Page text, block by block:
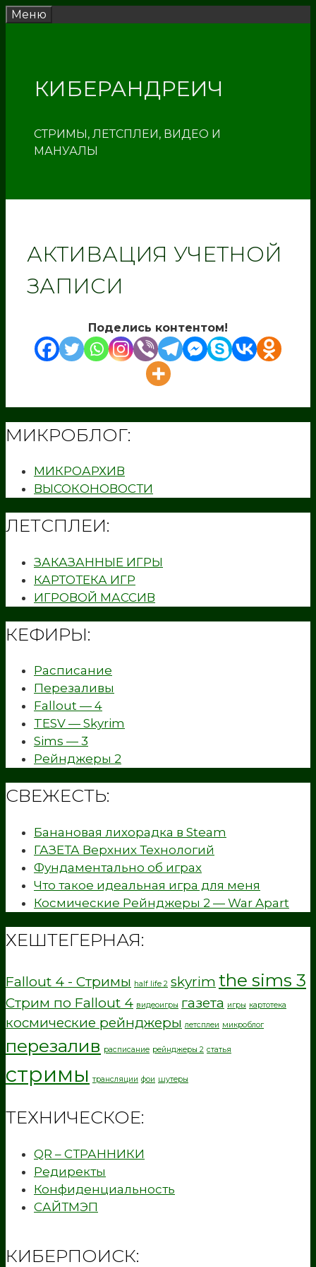
Перейти
Меню
КИБЕРАНДРЕИЧ
СТРИМЫ, ЛЕТСПЛЕИ, ВИДЕО И
МАНУАЛЫ
АКТИВАЦИЯ УЧЕТНОЙ
ЗАПИСИ
Поделись контентом!
МИКРОБЛОГ:
МИКРОАРХИВ
ВЫСОКОНОВОСТИ
ЛЕТСПЛЕИ:
ЗАКАЗАННЫЕ ИГРЫ
КАРТОТЕКА ИГР
ИГРОВОЙ МАССИВ
КЕФИРЫ:
Расписание
Перезаливы
Fallout — 4
TESV — Skyrim
Sims — 3
Рейнджеры 2
СВЕЖЕСТЬ:
Банановая лихорадка в Steam
ГАЗЕТА Верхних Технологий
Фундаментально об играх
Что такое идеальная игра для меня
Космические Рейнджеры 2 — War Apart
ХЕШТЕГЕРНАЯ:
Fallout 4 - Стримы half life 2 skyrim the sims 3
Стрим по Fallout 4 видеоигры газета игры картотека
космические рейнджеры летсплеи микроблог
перезалив расписание рейнджеры 2 статья
стримы трансляции фои шутеры
ТЕХНИЧЕСКОЕ:
QR – СТРАННИКИ
Редиректы
Конфиденциальность
САЙТМЭП
КИБЕРПОИСК: